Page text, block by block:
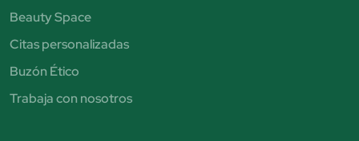
Beauty Space
Citas personalizadas
Buzón Ético
Trabaja con nosotros